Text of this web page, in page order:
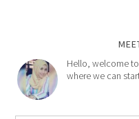
Hello, welcome
where we can